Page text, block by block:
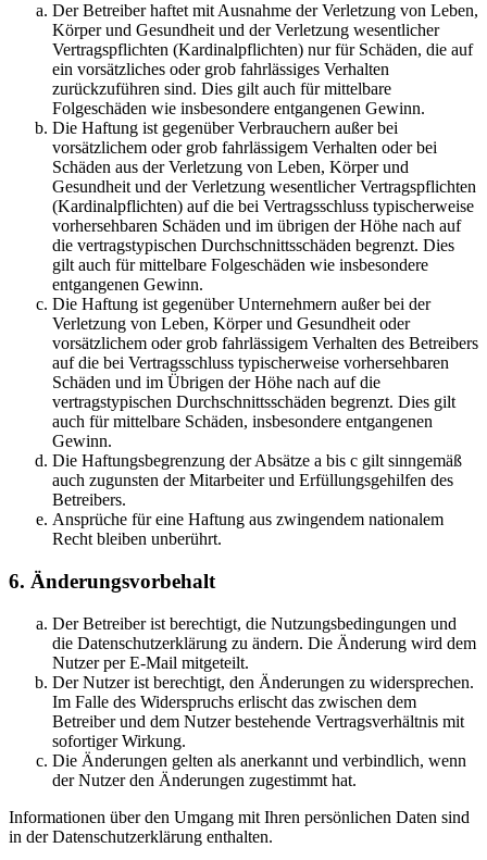
Der Betreiber haftet mit Ausnahme der Verletzung von Leben,
Körper und Gesundheit und der Verletzung wesentlicher
Vertragspflichten (Kardinalpflichten) nur für Schäden, die auf
ein vorsätzliches oder grob fahrlässiges Verhalten
zurückzuführen sind. Dies gilt auch für mittelbare
Folgeschäden wie insbesondere entgangenen Gewinn.
Die Haftung ist gegenüber Verbrauchern außer bei
vorsätzlichem oder grob fahrlässigem Verhalten oder bei
Schäden aus der Verletzung von Leben, Körper und
Gesundheit und der Verletzung wesentlicher Vertragspflichten
(Kardinalpflichten) auf die bei Vertragsschluss typischerweise
vorhersehbaren Schäden und im übrigen der Höhe nach auf
die vertragstypischen Durchschnittsschäden begrenzt. Dies
gilt auch für mittelbare Folgeschäden wie insbesondere
entgangenen Gewinn.
Die Haftung ist gegenüber Unternehmern außer bei der
Verletzung von Leben, Körper und Gesundheit oder
vorsätzlichem oder grob fahrlässigem Verhalten des Betreibers
auf die bei Vertragsschluss typischerweise vorhersehbaren
Schäden und im Übrigen der Höhe nach auf die
vertragstypischen Durchschnittsschäden begrenzt. Dies gilt
auch für mittelbare Schäden, insbesondere entgangenen
Gewinn.
Die Haftungsbegrenzung der Absätze a bis c gilt sinngemäß
auch zugunsten der Mitarbeiter und Erfüllungsgehilfen des
Betreibers.
Ansprüche für eine Haftung aus zwingendem nationalem
Recht bleiben unberührt.
6. Änderungsvorbehalt
Der Betreiber ist berechtigt, die Nutzungsbedingungen und
die Datenschutzerklärung zu ändern. Die Änderung wird dem
Nutzer per E-Mail mitgeteilt.
Der Nutzer ist berechtigt, den Änderungen zu widersprechen.
Im Falle des Widerspruchs erlischt das zwischen dem
Betreiber und dem Nutzer bestehende Vertragsverhältnis mit
sofortiger Wirkung.
Die Änderungen gelten als anerkannt und verbindlich, wenn
der Nutzer den Änderungen zugestimmt hat.
Informationen über den Umgang mit Ihren persönlichen Daten sind
in der Datenschutzerklärung enthalten.